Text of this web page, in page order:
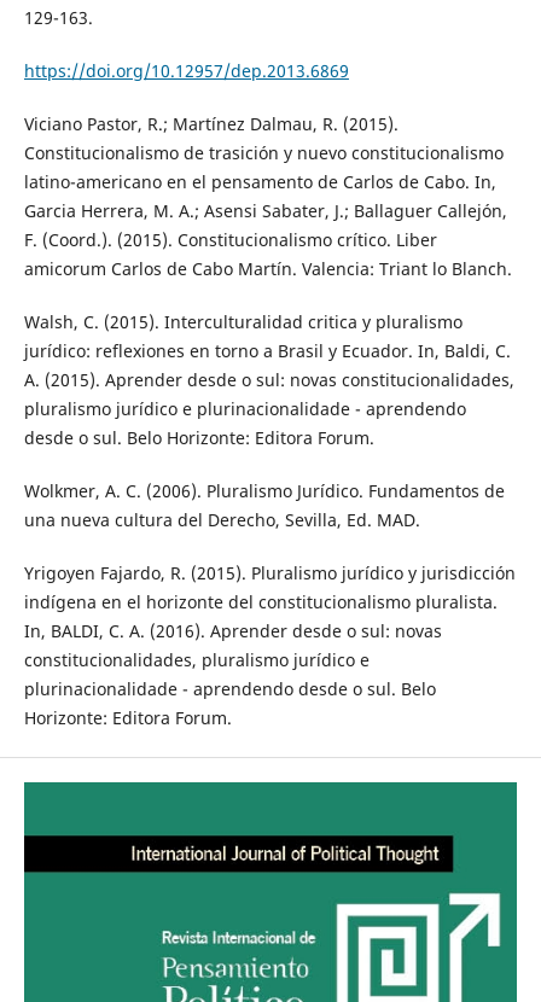
129-163.
https://doi.org/10.12957/dep.2013.6869
Viciano Pastor, R.; Martínez Dalmau, R. (2015).
Constitucionalismo de trasición y nuevo constitucionalismo
latino-americano en el pensamento de Carlos de Cabo. In,
Garcia Herrera, M. A.; Asensi Sabater, J.; Ballaguer Callejón,
F. (Coord.). (2015). Constitucionalismo crítico. Liber
amicorum Carlos de Cabo Martín. Valencia: Triant lo Blanch.
Walsh, C. (2015). Interculturalidad critica y pluralismo
jurídico: reflexiones en torno a Brasil y Ecuador. In, Baldi, C.
A. (2015). Aprender desde o sul: novas constitucionalidades,
pluralismo jurídico e plurinacionalidade - aprendendo
desde o sul. Belo Horizonte: Editora Forum.
Wolkmer, A. C. (2006). Pluralismo Jurídico. Fundamentos de
una nueva cultura del Derecho, Sevilla, Ed. MAD.
Yrigoyen Fajardo, R. (2015). Pluralismo jurídico y jurisdicción
indígena en el horizonte del constitucionalismo pluralista.
In, BALDI, C. A. (2016). Aprender desde o sul: novas
constitucionalidades, pluralismo jurídico e
plurinacionalidade - aprendendo desde o sul. Belo
Horizonte: Editora Forum.